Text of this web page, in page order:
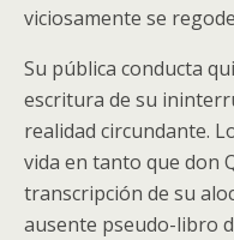
viciosamente se
Su pública conducta
escritura de su
realidad circundante.
vida en tanto que don
transcripción de su
ausente pseudo-libro